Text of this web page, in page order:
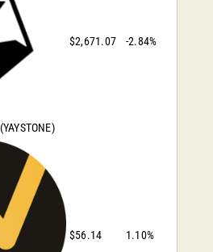
(YAYSTONE)
$2,671.07 -2.84%
$56.14 1.10%